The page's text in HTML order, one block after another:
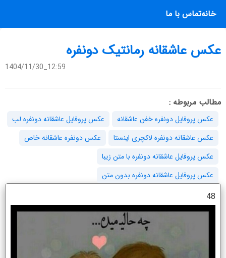
خانهتماس با ما
عکس عاشقانه رمانتیک دونفره
1404/11/30_12:59
مطالب مربوطه :
عکس پروفایل دونفره خفن عاشقانه
عکس پروفایل عاشقانه دونفره لب
عکس عاشقانه دونفره لاکچری اینستا
عکس دونفره عاشقانه خاص
عکس پروفایل عاشقانه دونفره با متن زیبا
عکس پروفایل عاشقانه دونفره بدون متن
48